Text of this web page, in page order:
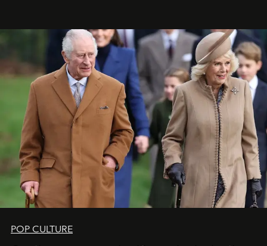
POP CULTURE